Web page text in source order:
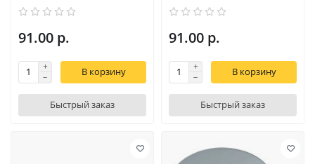
91.00 р.
В корзину
Быстрый заказ
91.00 р.
В корзину
Быстрый заказ